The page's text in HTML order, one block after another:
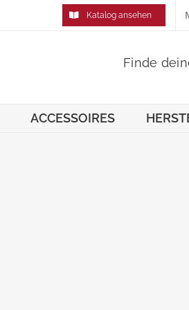
Katalog ansehen
Finde
ACCESSOIRES